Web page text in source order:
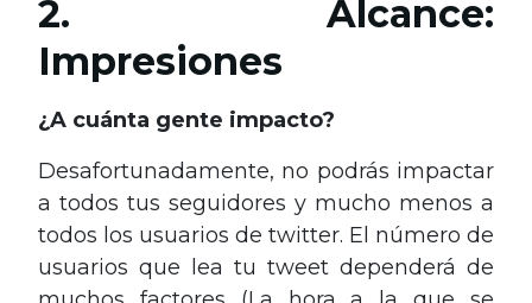
2. Alcance:
Impresiones
¿A cuánta gente impacto?
Desafortunadamente, no podrás impactar
a todos tus seguidores y mucho menos a
todos los usuarios de twitter. El número de
usuarios que lea tu tweet dependerá de